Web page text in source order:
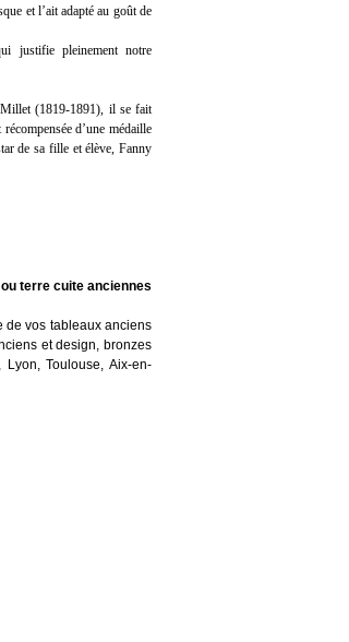
et l’ait adapté au goût de
justifie pleinement notre
Millet (1819-1891), il se fait
d’une médaille
de sa fille et élève, Fanny
terre cuite anciennes
de vos tableaux anciens
et design, bronzes
Toulouse, Aix-en-